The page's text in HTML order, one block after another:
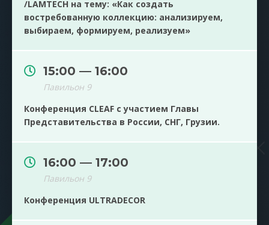
/LAMTECH на тему: «Как создать
востребованную коллекцию: анализируем,
выбираем, формируем, реализуем»
15:00 — 16:00
Павильон 9
Конференция CLEAF с участием Главы
Представительства в России, СНГ, Грузии.
16:00 — 17:00
Павильон 9
Конференция ULTRADECOR